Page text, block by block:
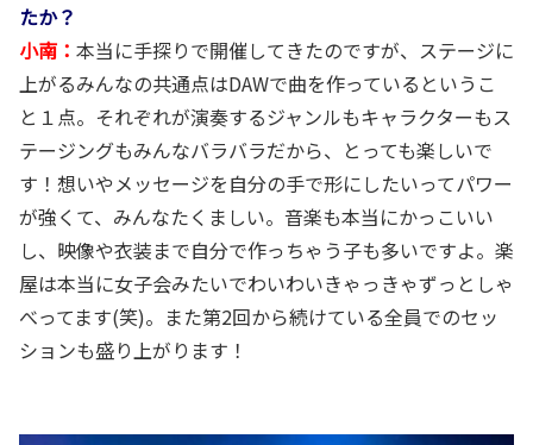
たか？
小南： 本当に手探りで開催してきたのですが、ステージに
上がるみんなの共通点はDAWで曲を作っているというこ
と１点。それぞれが演奏するジャンルもキャラクターもス
テージングもみんなバラバラだから、とっても楽しいで
す！想いやメッセージを自分の手で形にしたいってパワー
が強くて、みんなたくましい。音楽も本当にかっこいい
し、映像や衣装まで自分で作っちゃう子も多いですよ。楽
屋は本当に女子会みたいでわいわいきゃっきゃずっとしゃ
べってます(笑)。また第2回から続けている全員でのセッ
ションも盛り上がります！